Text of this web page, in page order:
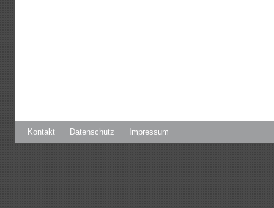
Kontakt Datenschutz Impressum